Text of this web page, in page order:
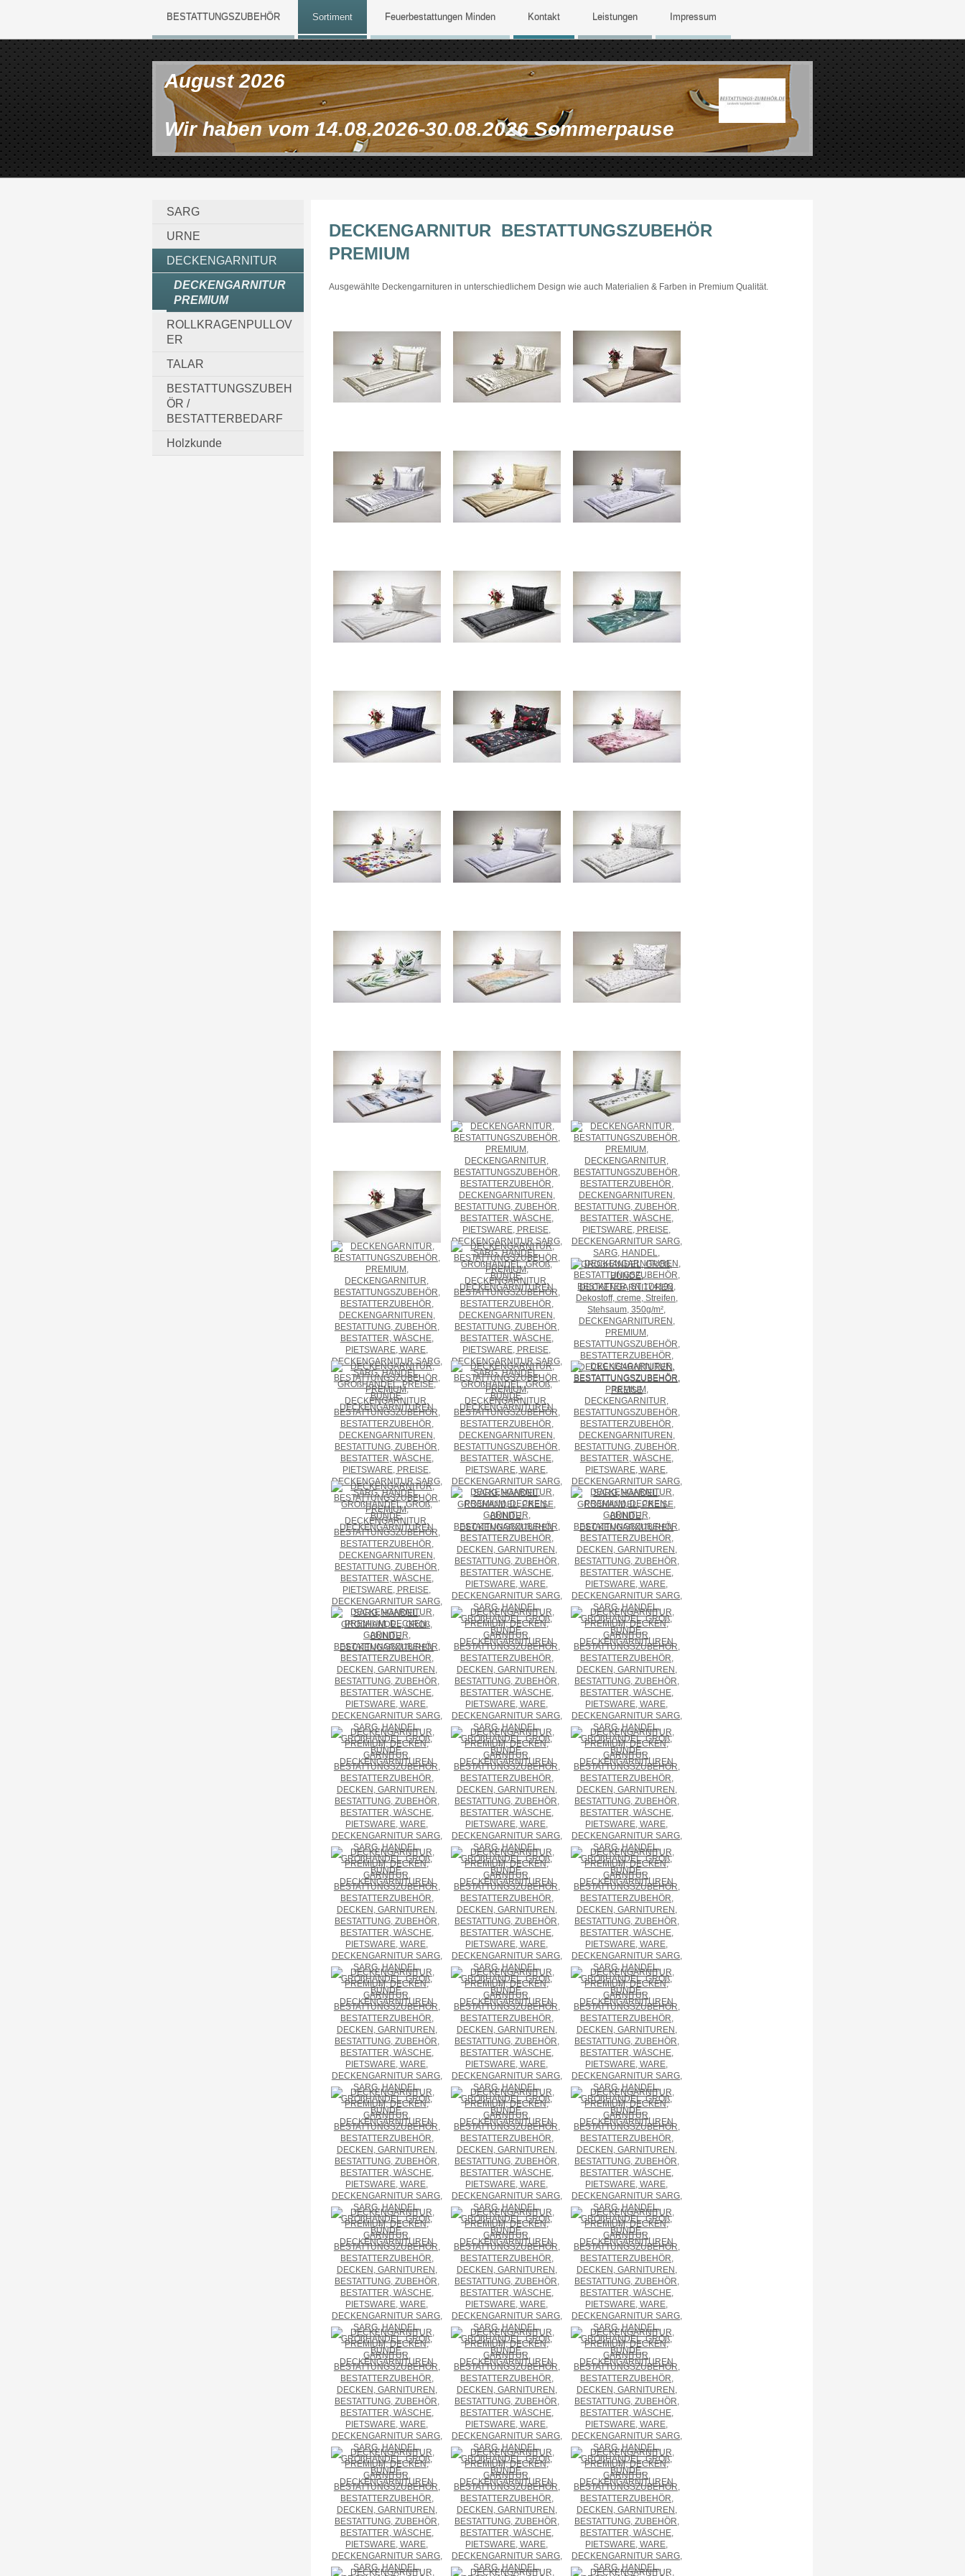
BESTATTUNGSZUBEHÖR Sortiment Feuerbestattungen Minden Kontakt Leistungen Impressum
August 2026
Wir haben vom 14.08.2026-30.08.2026 Sommerpause
SARG
URNE
DECKENGARNITUR
DECKENGARNITUR
PREMIUM
ROLLKRAGENPULLOV
ER
TALAR
BESTATTUNGSZUBEH
ÖR /
BESTATTERBEDARF
Holzkunde
DECKENGARNITUR BESTATTUNGSZUBEHÖR
PREMIUM
Ausgewählte Deckengarnituren in unterschiedlichem Design wie auch Materialien & Farben in Premium Qualität.